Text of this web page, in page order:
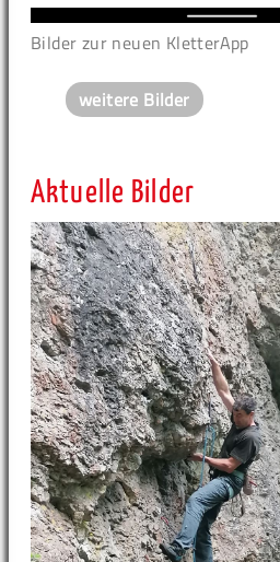
Bilder zur neuen KletterApp
weitere Bilder
Aktuelle Bilder